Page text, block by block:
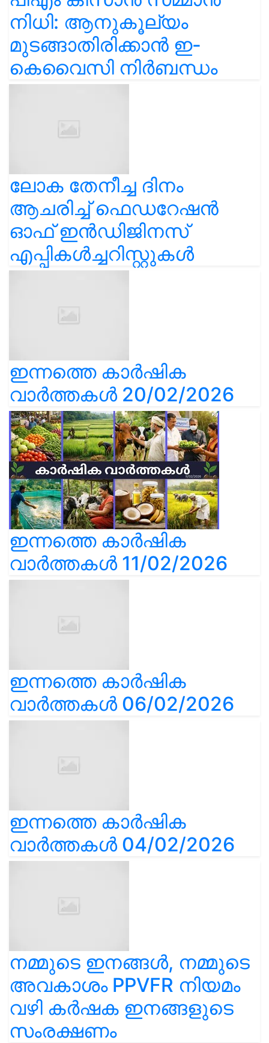
നിധി: ആനുകൂല്യം
മുടങ്ങാതിരിക്കാൻ ഇ-
കെവൈസി നിർബന്ധം
ലോക തേനീച്ച ദിനം
ആചരിച്ച് ഫെഡറേഷൻ
ഓഫ് ഇൻഡിജിനസ്
എപ്പികൾച്ചറിസ്റ്റുകൾ
ഇന്നത്തെ കാർഷിക
വാർത്തകൾ 20/02/2026
ഇന്നത്തെ കാർഷിക
വാർത്തകൾ 11/02/2026
ഇന്നത്തെ കാർഷിക
വാർത്തകൾ 06/02/2026
ഇന്നത്തെ കാർഷിക
വാർത്തകൾ 04/02/2026
നമ്മുടെ ഇനങ്ങൾ, നമ്മുടെ
അവകാശം PPVFR നിയമം
വഴി കർഷക ഇനങ്ങളുടെ
സംരക്ഷണം